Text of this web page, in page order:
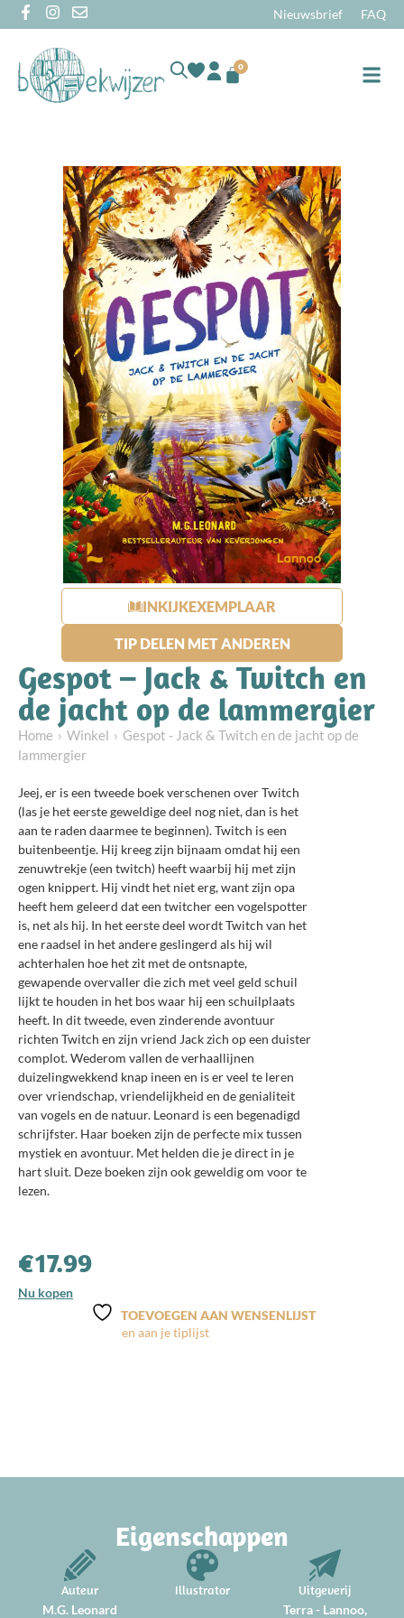
Nieuwsbrief FAQ
0
INKIJKEXEMPLAAR
TIP DELEN MET ANDEREN
Gespot – Jack & Twitch en
de jacht op de lammergier
Home Winkel
Gespot - Jack & Twitch en de jacht op de
lammergier
Jeej, er is een tweede boek verschenen over Twitch
(las je het eerste geweldige deel nog niet, dan is het
aan te raden daarmee te beginnen). Twitch is een
buitenbeentje. Hij kreeg zijn bijnaam omdat hij een
zenuwtrekje (een twitch) heeft waarbij hij met zijn
ogen knippert. Hij vindt het niet erg, want zijn opa
heeft hem geleerd dat een twitcher een vogelspotter
is, net als hij. In het eerste deel wordt Twitch van het
ene raadsel in het andere geslingerd als hij wil
achterhalen hoe het zit met deontsnapte,
gewapende overvaller die zich met veel geld schuil
lijkt te houden in het bos waar hij een schuilplaats
heeft. In dit tweede, even zinderende avontuur
richten Twitch en zijn vriend Jack zich op een duister
complot. Wederom vallen de verhaallijnen
duizelingwekkend knap ineen en is er veel te leren
over vriendschap, vriendelijkheid en de genialiteit
van vogels en de natuur. Leonard is een begenadigd
schrijfster. Haar boeken zijn de perfecte mix tussen
mystiek en avontuur. Met helden die je direct in je
hart sluit. Deze boeken zijn ook geweldig om voor te
lezen.
€17.99
Nu kopen
TOEVOEGEN AAN WENSENLIJST
Eigenschappen
Auteur
M.G. Leonard
Illustrator Uitgeverij
Terra - Lannoo,